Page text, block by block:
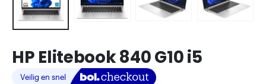
HP Elitebook 840 G10 i5